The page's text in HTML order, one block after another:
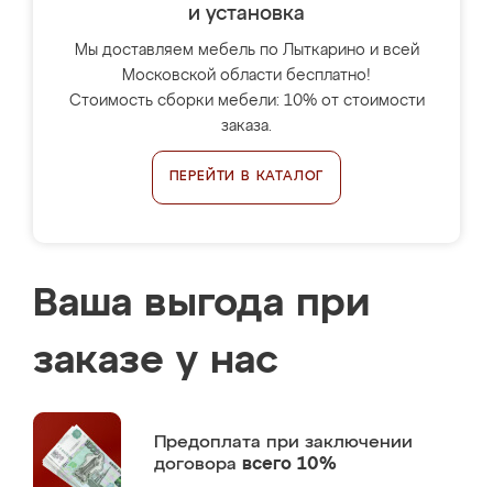
и установка
Мы доставляем мебель по Лыткарино и всей
Московской области бесплатно!
Стоимость сборки мебели: 10% от стоимости
заказа.
ПЕРЕЙТИ В КАТАЛОГ
Ваша выгода при
заказе у нас
Предоплата при заключении
договора всего 10%